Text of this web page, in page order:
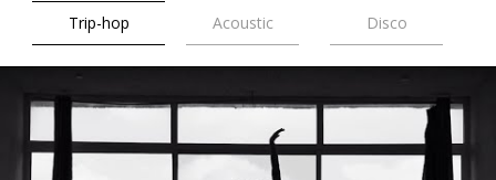
Trip-hop Acoustic Disco